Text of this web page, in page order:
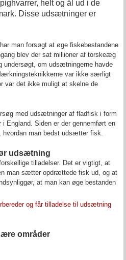
helt og ål ud i de
Disse udsætninger er
man forsøgt at øge fiskebestandene
blev der sat millioner af torskeæg
undersøgt, om udsætningerne havde
var ikke særligt
var det ikke muligt at skelne de
med udsætninger af fladfisk i form
England. Siden er der gennemført en
hvordan man bedst udsætter fisk.
udsætning
tilladelser. Det er vigtigt, at
man sætter opdrættede fisk ud, og at
at man kan øge bestanden
og får tilladelse til udsætning
områder